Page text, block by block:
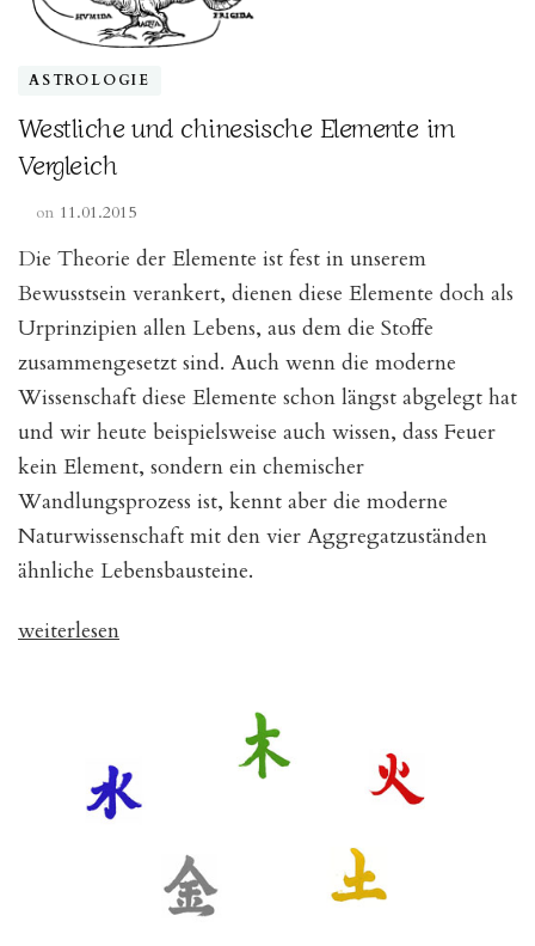
ASTROLOGIE
Westliche und chinesische Elemente im
Vergleich
on 11.01.2015
Die Theorie der Elemente ist fest in unserem
Bewusstsein verankert, dienen diese Elemente doch als
Urprinzipien allen Lebens, aus dem die Stoffe
zusammengesetzt sind. Auch wenn die moderne
Wissenschaft diese Elemente schon längst abgelegt hat
und wir heute beispielsweise auch wissen, dass Feuer
kein Element, sondern ein chemischer
Wandlungsprozess ist, kennt aber die moderne
Naturwissenschaft mit den vier Aggregatzuständen
ähnliche Lebensbausteine.
„Westliche
Vergleich“
weiterlesen